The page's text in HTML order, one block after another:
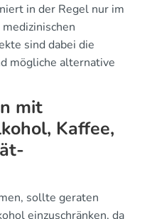
in der Regel nur im
sind dabei die
mögliche alternative
mit
Kaffee,
sollte geraten
einzuschränken, da